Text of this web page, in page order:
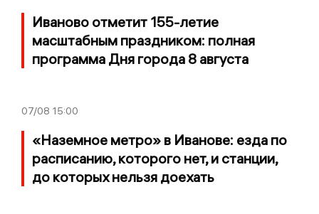
Иваново отметит 155-летие
масштабным праздником: полная
программа Дня города 8 августа
07/08 15:00
«Наземное метро» в Иванове: езда по
расписанию, которого нет, и станции,
до которых нельзя доехать